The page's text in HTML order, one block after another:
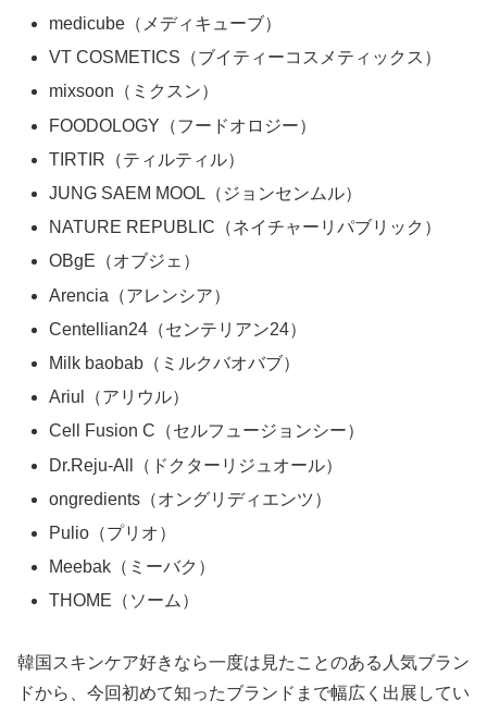
medicube（メディキューブ）
VT COSMETICS（ブイティーコスメティックス）
mixsoon（ミクスン）
FOODOLOGY（フードオロジー）
TIRTIR（ティルティル）
JUNG SAEM MOOL（ジョンセンムル）
NATURE REPUBLIC（ネイチャーリパブリック）
OBgE（オブジェ）
Arencia（アレンシア）
Centellian24（センテリアン24）
Milk baobab（ミルクバオバブ）
Ariul（アリウル）
Cell Fusion C（セルフュージョンシー）
Dr.Reju-All（ドクターリジュオール）
ongredients（オングリディエンツ）
Pulio（プリオ）
Meebak（ミーバク）
THOME（ソーム）
韓国スキンケア好きなら一度は見たことのある人気ブラン
ドから、今回初めて知ったブランドまで幅広く出展してい